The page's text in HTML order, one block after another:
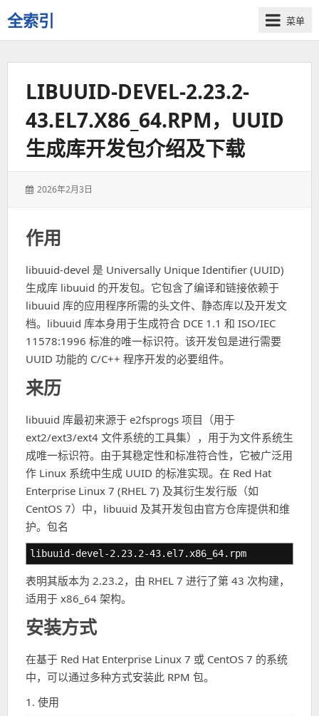
全索引
一
些
菜单
LIBUUID-DEVEL-2.23.2-
43.EL7.X86_64.RPM，UUID
生成库开发包介绍及下载
发
2026年2月3日
作用
libuuid-devel 是 Universally Unique Identifier (UUID)
生成库 libuuid 的开发包。它包含了编译和链接依赖于
libuuid 库的应用程序所需的头文件、静态库以及开发文
档。libuuid 库本身用于生成符合 DCE 1.1 和 ISO/IEC
11578:1996 标准的唯一标识符。该开发包是进行需要
UUID 功能的 C/C++ 程序开发的必要组件。
来历
libuuid 库最初来源于 e2fsprogs 项目（用于
ext2/ext3/ext4 文件系统的工具集），用于为文件系统生
成唯一标识符。由于其稳定性和标准符合性，它被广泛用
作 Linux 系统中生成 UUID 的标准实现。在 Red Hat
Enterprise Linux 7 (RHEL 7) 及其衍生发行版（如
CentOS 7）中，libuuid 及其开发包由官方仓库提供和维
护。包名
libuuid-devel-2.23.2-43.el7.x86_64.rpm
表明其版本为 2.23.2，由 RHEL 7 进行了第 43 次构建，
适用于 x86_64 架构。
安装方式
在基于 Red Hat Enterprise Linux 7 或 CentOS 7 的系统
中，可以通过多种方式安装此 RPM 包。
1. 使用